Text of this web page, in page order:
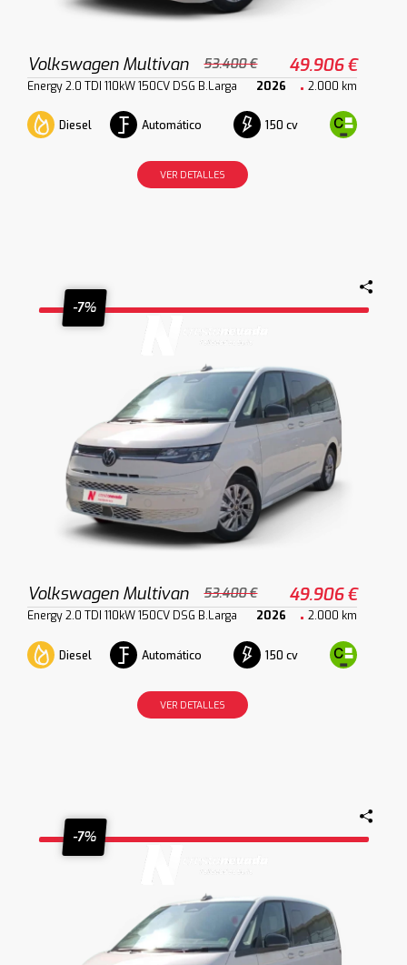
Volkswagen Multivan 53.400 € 49.906 €
Energy 2.0 TDI 110kW 150CV DSG B.Larga 2026 2.000 km
Diesel Automático 150 cv
VER DETALLES
-7%
Volkswagen Multivan 53.400 € 49.906 €
Energy 2.0 TDI 110kW 150CV DSG B.Larga 2026 2.000 km
Diesel Automático 150 cv
VER DETALLES
-7%